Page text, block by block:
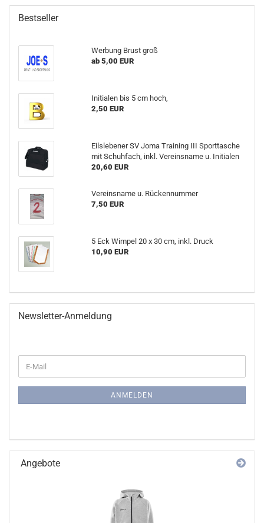
Bestseller
Werbung Brust groß
ab 5,00 EUR
Initialen bis 5 cm hoch,
2,50 EUR
Eilslebener SV Joma Training III Sporttasche
mit Schuhfach, inkl. Vereinsname u. Initialen
20,60 EUR
Vereinsname u. Rückennummer
7,50 EUR
5 Eck Wimpel 20 x 30 cm, inkl. Druck
10,90 EUR
Newsletter-Anmeldung
ZUR
E-
Mail
ANMELDEN
Angebote